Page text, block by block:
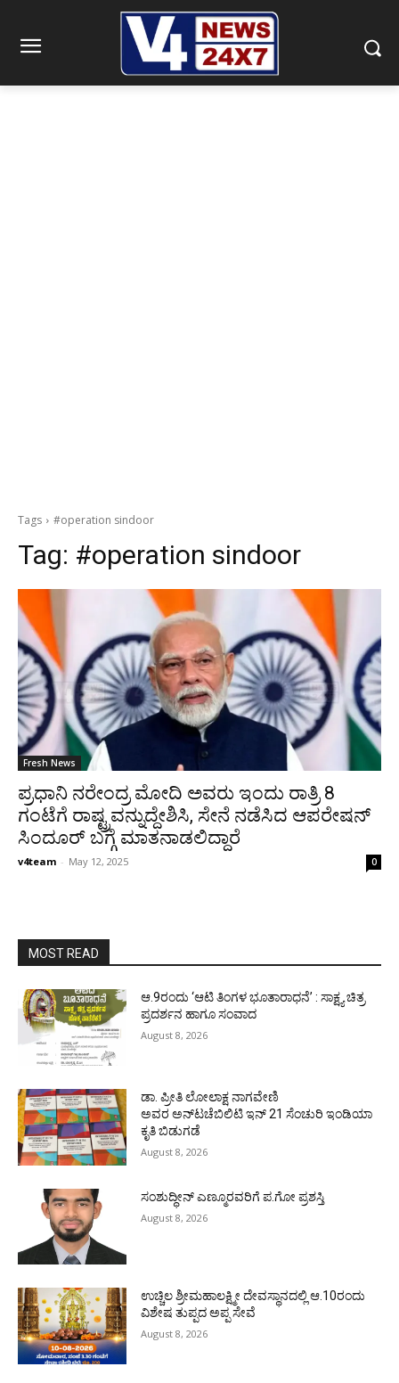
Tags #operation sindoor
Tag: #operation sindoor
Fresh News
ಪ್ರಧಾನಿ ನರೇಂದ್ರ ಮೋದಿ ಅವರು ಇಂದು ರಾತ್ರಿ 8
ಗಂಟೆಗೆ ರಾಷ್ಟ್ರವನ್ನುದ್ದೇಶಿಸಿ, ಸೇನೆ ನಡೆಸಿದ ಆಪರೇಷನ್
ಸಿಂದೂರ್ ಬಗ್ಗೆ ಮಾತನಾಡಲಿದ್ದಾರೆ
v4team - May 12, 2025 0
MOST READ
ಆ.9ರಂದು ‘ಆಟಿ ತಿಂಗಳ ಭೂತಾರಾಧನೆ’ : ಸಾಕ್ಷ್ಯ ಚಿತ್ರ
ಪ್ರದರ್ಶನ ಹಾಗೂ ಸಂವಾದ
August 8, 2026
ಡಾ. ಪ್ರೀತಿ ಲೋಲಾಕ್ಷ ನಾಗವೇಣಿ
ಅವರ ಅನ್‌ಟಚೆಬಿಲಿಟಿ ಇನ್ 21 ಸೆಂಚುರಿ ಇಂಡಿಯಾ
ಕೃತಿ ಬಿಡುಗಡೆ
August 8, 2026
ಸಂಶುದ್ಧೀನ್ ಎಣ್ಮೂರವರಿಗೆ ಪ.ಗೋ ಪ್ರಶಸ್ತಿ
August 8, 2026
ಉಚ್ಚಿಲ ಶ್ರೀಮಹಾಲಕ್ಷ್ಮೀ ದೇವಸ್ಥಾನದಲ್ಲಿ ಆ.10ರಂದು
ವಿಶೇಷ ತುಪ್ಪದ ಅಪ್ಪ ಸೇವೆ
August 8, 2026